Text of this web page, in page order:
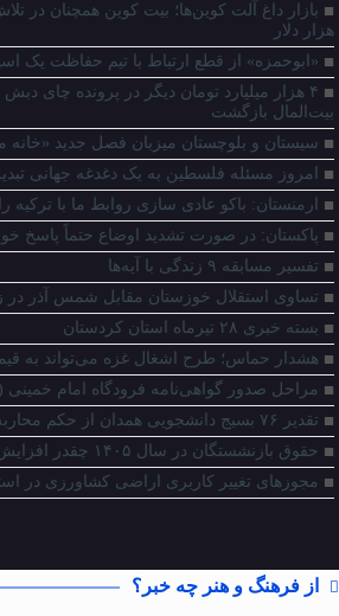
هزار دلار
«ابوحمزه» از قطع ارتباط با تیم حفاظت یک
۴ هزار میلیارد تومان دیگر در پرونده چای
بیت‌المال بازگشت
سیستان و بلوچستان میزبان فصل جدید «خانه‌
امروز مسئله فلسطین به یک دغدغه جهانی
ارمنستان: باکو عادی سازی روابط ما با
پاکستان: در صورت تشدید اوضاع حتماً پاسخ
تفسیر مسابقه ۹ زندگی با آیه‌ها
تساوی استقلال خوزستان مقابل شمس آذر در
بسته خبری ۲۸ تیرماه استان کردستان
هشدار حماس؛ طرح اشغال غزه می‌تواند به
مراحل صدور گواهی‌نامه فرودگاه امام خمینی
تقدیر ۷۶ بسیج دانشجویی همدان از حکم محاربه اهانت کنندگان به رهبری
حقوق بازنشستگان در سال ۱۴۰۵ چقدر افزایش می‌یابد؟
مجوزهای تغییر کاربری اراضی کشاورزی در
از فرهنگ و هنر چه خبر؟